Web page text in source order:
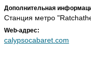
Дополнительная
Станция метро
Web-адрес:
calypsocabaret.com